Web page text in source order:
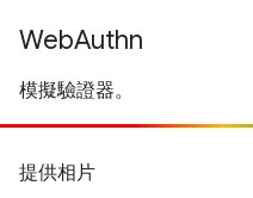
WebAuthn
模擬驗證器。
提供相片